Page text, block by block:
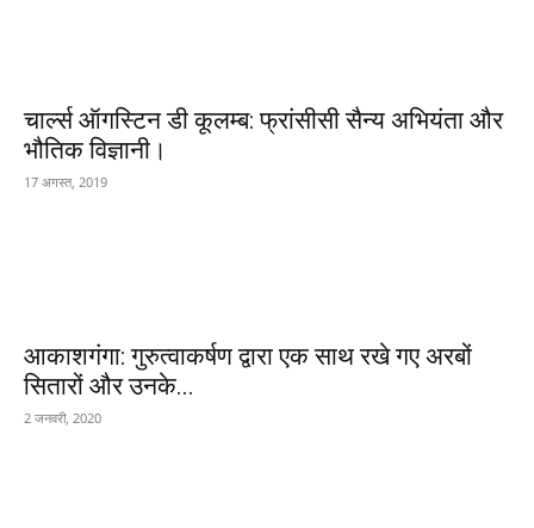
चार्ल्स ऑगस्टिन डी कूलम्ब: फ्रांसीसी सैन्य अभियंता और
भौतिक विज्ञानी।
17 अगस्त, 2019
आकाशगंगा: गुरुत्वाकर्षण द्वारा एक साथ रखे गए अरबों
सितारों और उनके...
2 जनवरी, 2020